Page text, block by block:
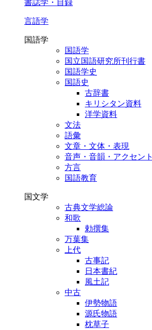
書誌学・目録
言語学
国語学
国語学
国立国語研究所刊行書
国語学史
国語史
古辞書
キリシタン資料
洋学資料
文法
語彙
文章・文体・表現
音声・音韻・アクセント
方言
国語教育
国文学
古典文学総論
和歌
勅撰集
万葉集
上代
古事記
日本書紀
風土記
中古
伊勢物語
源氏物語
枕草子